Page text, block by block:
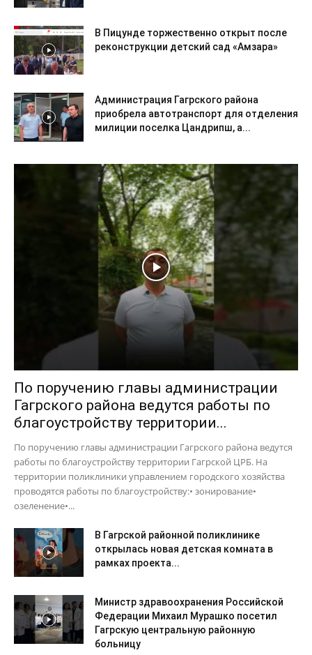
В Пицунде торжественно открыт после
реконструкции детский сад «Амзара»
Администрация Гагрского района
приобрела автотранспорт для отделения
милиции поселка Цандрипш, а...
По поручению главы администрации
Гагрского района ведутся работы по
благоустройству территории...
По поручению главы администрации Гагрского района ведутся
работы по благоустройству территории Гагрской ЦРБ. На
территории поликлиники управлением городского хозяйства
проводятся работы по благоустройству:• зонирование•
озеленение•...
В Гагрской районной поликлинике
открылась новая детская комната в
рамках проекта...
Министр здравоохранения Российской
Федерации Михаил Мурашко посетил
Гагрскую центральную районную
больницу